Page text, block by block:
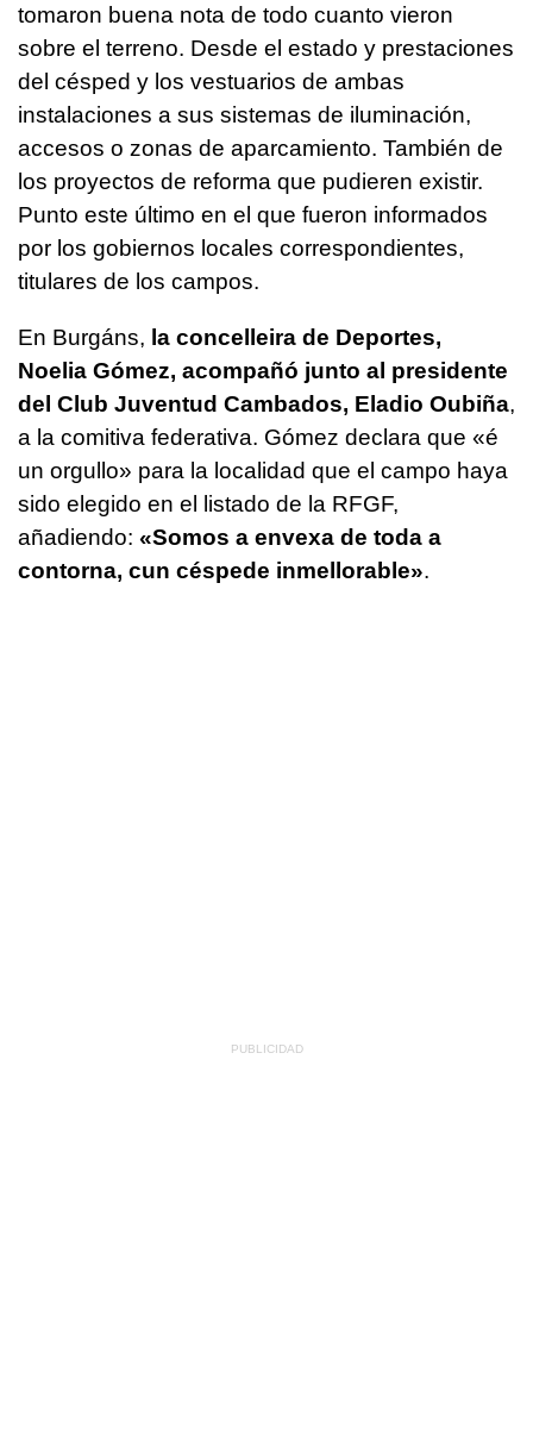
tomaron buena nota de todo cuanto vieron
sobre el terreno. Desde el estado y prestaciones
del césped y los vestuarios de ambas
instalaciones a sus sistemas de iluminación,
accesos o zonas de aparcamiento. También de
los proyectos de reforma que pudieren existir.
Punto este último en el que fueron informados
por los gobiernos locales correspondientes,
titulares de los campos.
En Burgáns, la concelleira de Deportes,
Noelia Gómez, acompañó junto al presidente
del Club Juventud Cambados, Eladio Oubiña,
a la comitiva federativa. Gómez declara que «é
un orgullo» para la localidad que el campo haya
sido elegido en el listado de la RFGF,
añadiendo: «Somos a envexa de toda a
contorna, cun céspede inmellorable».